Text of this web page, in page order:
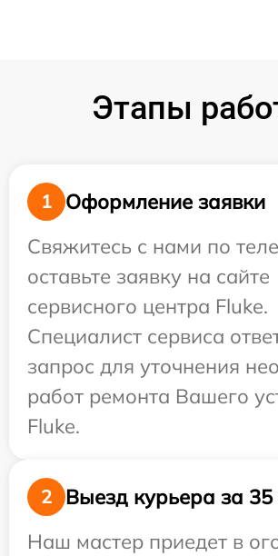
Этапы
1
Оформление заявки
Свяжитесь с нами по
оставьте заявку на сайте
сервисного центра Fluke.
Специалист сервиса
запрос для уточнения
работ ремонта Вашего
Fluke.
2
Выезд курьера за 35
Наш мастер приедет в